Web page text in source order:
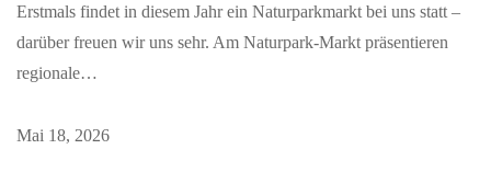
Erstmals findet in diesem Jahr ein Naturparkmarkt bei uns statt –
darüber freuen wir uns sehr. Am Naturpark-Markt präsentieren
regionale…
Mai 18, 2026